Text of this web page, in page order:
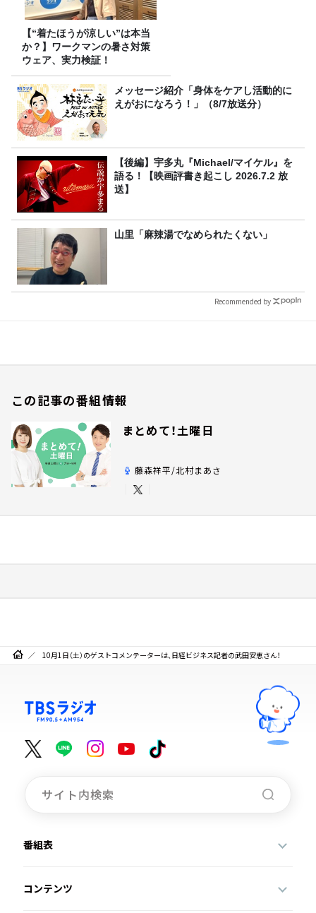
【“着たほうが涼しい”は本当
か？】ワークマンの暑さ対策
ウェア、実力検証！
メッセージ紹介「身体をケアし活動的に
えがおになろう！」（8/7放送分）
【後編】宇多丸『Michael/マイケル』を
語る！【映画評書き起こし 2026.7.2 放
送】
山里「麻辣湯でなめられたくない」
Recommended by
この記事の番組情報
まとめて！土曜日
藤森祥平/北村まあさ
10月1日（土）のゲストコメンテーターは、日経ビジネス記者の武田安恵さん！
番組表
コンテンツ